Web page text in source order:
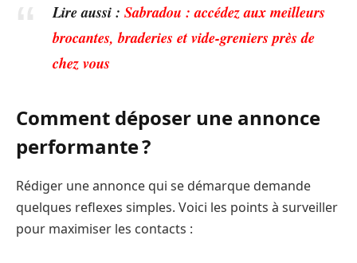
Lire aussi :Sabradou : accédez aux meilleurs
brocantes, braderies et vide-greniers près de
chez vous
Comment déposer une annonce
performante ?
Rédiger une annonce qui se démarque demande
quelques reflexes simples. Voici les points à surveiller
pour maximiser les contacts :